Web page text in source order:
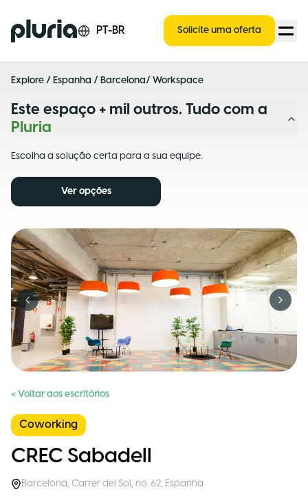
Logo Pluria PT-BR Solicite uma oferta
Explore / Espanha / Barcelona/ Workspace
Este espaço + mil outros. Tudo com a
Pluria
Escolha a solução certa para a sua equipe.
Ver opções
Previous slide Next
< Voltar aos escritórios
Coworking
CREC Sabadell
Barcelona, Carrer del Sol, no. 62, Espanha